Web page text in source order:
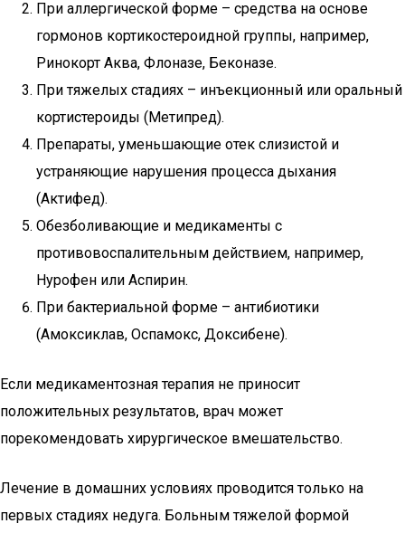
При аллергической форме – средства на основе
гормонов кортикостероидной группы, например,
Ринокорт Аква, Флоназе, Беконазе.
При тяжелых стадиях – инъекционный или оральный
кортистероиды (Метипред).
Препараты, уменьшающие отек слизистой и
устраняющие нарушения процесса дыхания
(Актифед).
Обезболивающие и медикаменты с
противовоспалительным действием, например,
Нурофен или Аспирин.
При бактериальной форме – антибиотики
(Амоксиклав, Оспамокс, Доксибене).
Если медикаментозная терапия не приносит
положительных результатов, врач может
порекомендовать хирургическое вмешательство.
Лечение в домашних условиях проводится только на
первых стадиях недуга. Больным тяжелой формой